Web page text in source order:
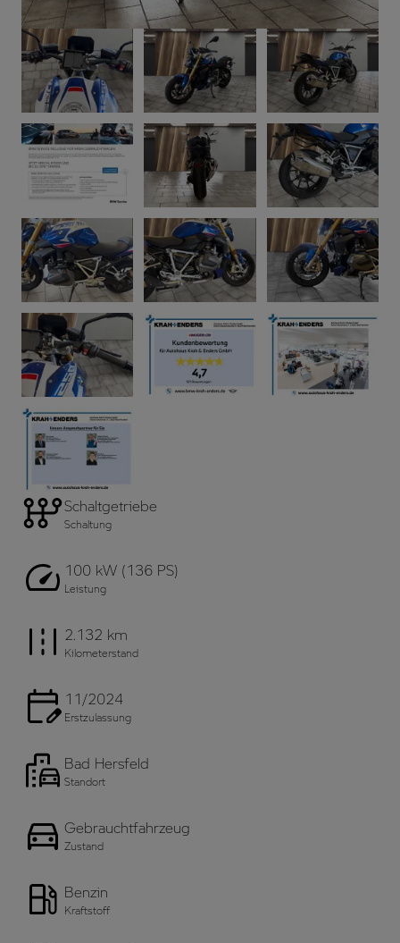
Schaltgetriebe
Schaltung
100 kW (136 PS)
Leistung
2.132 km
Kilometerstand
11/2024
Erstzulassung
Bad Hersfeld
Standort
Gebrauchtfahrzeug
Zustand
Benzin
Kraftstoff